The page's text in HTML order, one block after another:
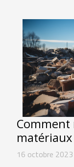
Comment
16 octobre